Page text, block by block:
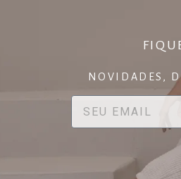
NOVIDADES,